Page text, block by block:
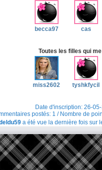
becca97 cas
Toutes les filles qui
miss2602 tyshkfycil
Date d'inscription: 26-
postés: 1 / Nombre de
a été vue la dernière fois sur